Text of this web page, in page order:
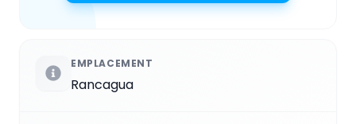
EMPLACEMENT
Rancagua